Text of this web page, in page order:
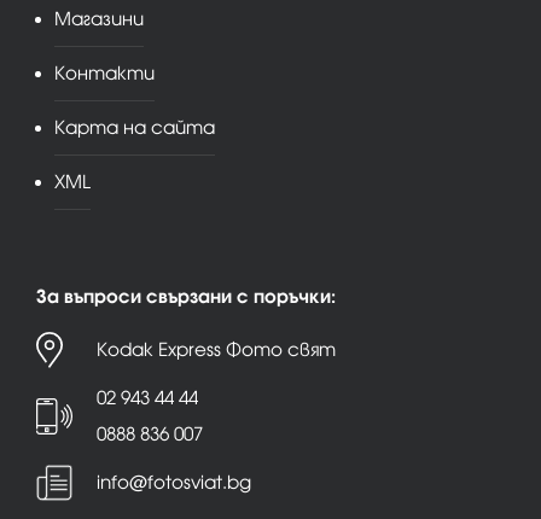
Магазини
Контакти
Карта на сайта
XML
За въпроси свързани с поръчки:
Kodak Express Фото свят
02 943 44 44
0888 836 007
info@fotosviat.bg